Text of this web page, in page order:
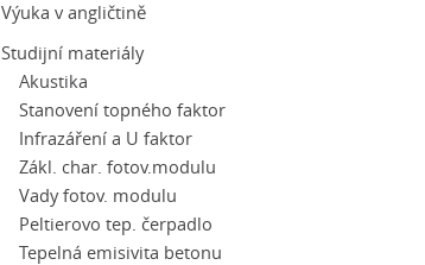
Výuka v angličtině
Studijní materiály
Akustika
Stanovení topného faktor
Infrazáření a U faktor
Zákl. char. fotov.modulu
Vady fotov. modulu
Peltierovo tep. čerpadlo
Tepelná emisivita betonu